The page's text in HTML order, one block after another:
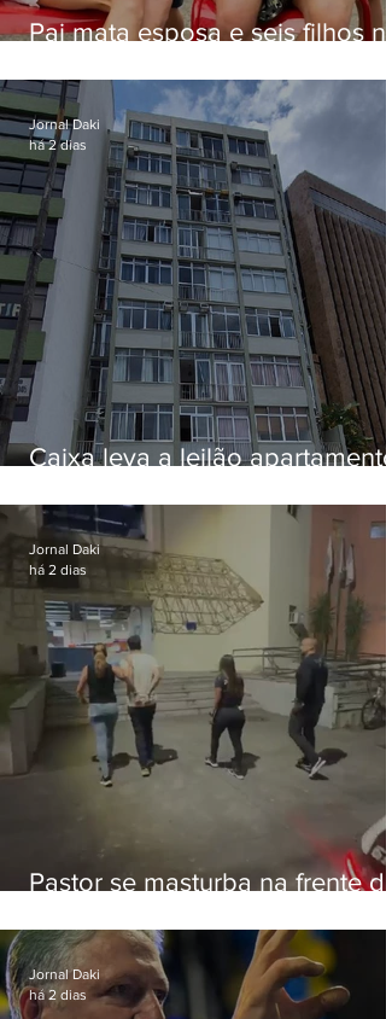
Pai mata esposa e seis filhos
Caixa leva a leilão apartamento
Botafogo
Jornal Daki
há 2 dias
Pastor se masturba na frente de
Jornal Daki
há 2 dias
Jornal Daki
há 2 dias